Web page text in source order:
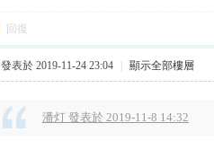
回復
發表於 2019-11-24 23:04 顯示全部樓層
潘灯 發表於 2019-11-8 14:32